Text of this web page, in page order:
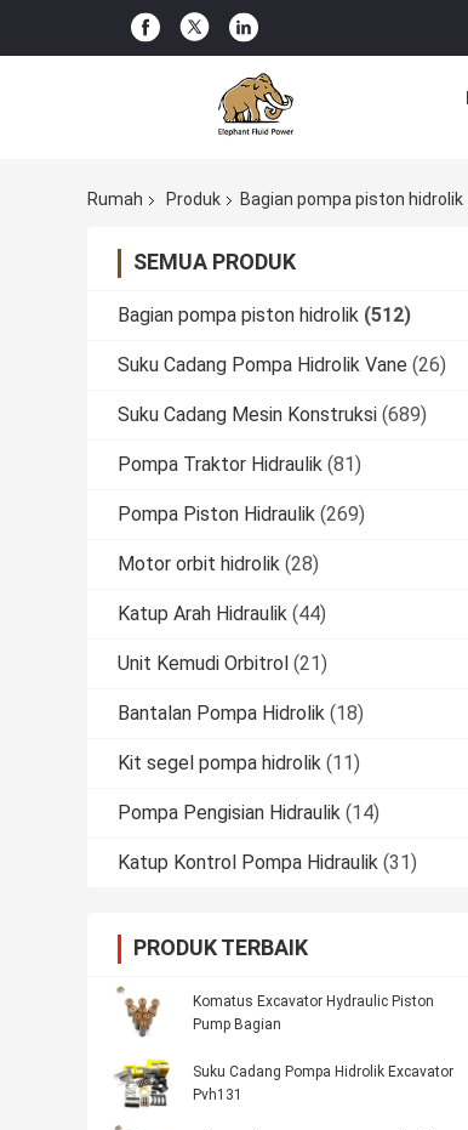
Rumah Produk Bagian pompa piston hidrolik
SEMUA PRODUK
Bagian pompa piston hidrolik (512)
Suku Cadang Pompa Hidrolik Vane (26)
Suku Cadang Mesin Konstruksi (689)
Pompa Traktor Hidraulik (81)
Pompa Piston Hidraulik (269)
Motor orbit hidrolik (28)
Katup Arah Hidraulik (44)
Unit Kemudi Orbitrol (21)
Bantalan Pompa Hidrolik (18)
Kit segel pompa hidrolik (11)
Pompa Pengisian Hidraulik (14)
Katup Kontrol Pompa Hidraulik (31)
PRODUK TERBAIK
Komatus Excavator Hydraulic Piston
Pump Bagian
Suku Cadang Pompa Hidrolik Excavator
Pvh131